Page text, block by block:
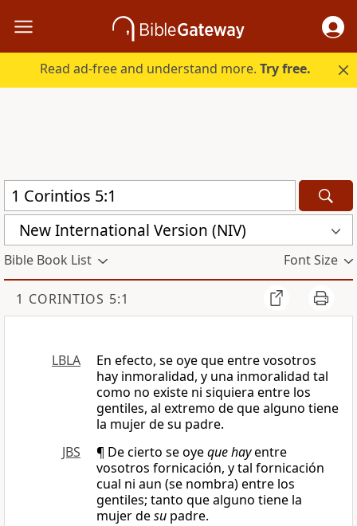
Read ad-free and understand more.Try free.
New International Version (NIV)
Bible Book List Font Size
1 CORINTIOS 5:1
LBLA
En efecto, se oye que entre vosotros
hay inmoralidad, y una inmoralidad tal
como no existe ni siquiera entre los
gentiles, al extremo de que alguno tiene
la mujer de su padre.
JBS
¶ De cierto se oyeque hayentre
vosotros fornicación, y tal fornicación
cual ni aun (se nombra) entre los
gentiles; tanto que alguno tiene la
mujer desu padre.